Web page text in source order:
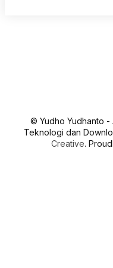
© Yudho Yudhanto -
Teknologi dan
Creative.